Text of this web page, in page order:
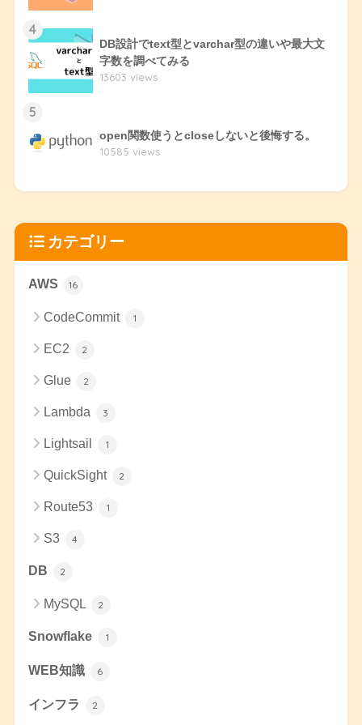
4
DB設計でtext型とvarchar型の違いや最大文
字数を調べてみる
13603 views
5
open関数使うとcloseしないと後悔する。
10585 views
カテゴリー
AWS 16
CodeCommit 1
EC2 2
Glue 2
Lambda 3
Lightsail 1
QuickSight 2
Route53 1
S3 4
DB 2
MySQL 2
Snowflake 1
WEB知識 6
インフラ 2